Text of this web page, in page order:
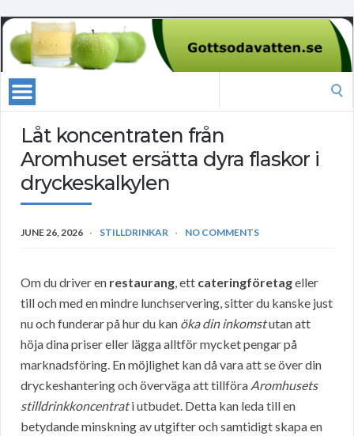
Låt koncentraten från
Aromhuset ersätta dyra flaskor i
dryckeskalkylen
JUNE 26, 2026 STILLDRINKAR NO COMMENTS
Om du driver en restaurang, ett cateringföretageller
till och med en mindre lunchservering, sitter du kanske just
nu och funderar på hur du kan öka din inkomstutan att
höja dina priser eller lägga alltför mycket pengar på
marknadsföring. En möjlighet kan då vara att se över din
dryckeshantering och överväga att tillföra Aromhusets
stilldrinkkoncentrati utbudet. Detta kan leda till en
betydande minskning av utgifter och samtidigt skapa en